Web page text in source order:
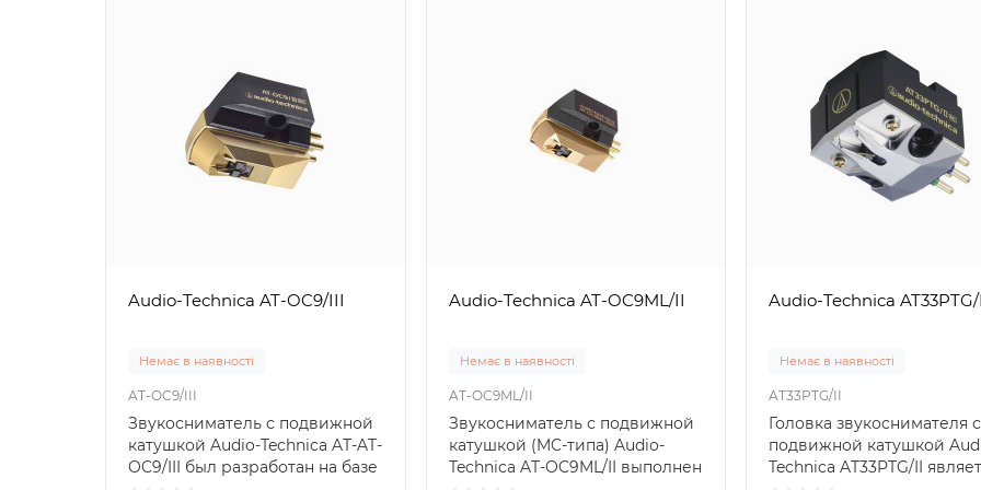
Audio-Technica AT-OC9/III
Немає в наявності
AT-OC9/III
Звукосниматель с подвижной
катушкой Audio-Technica AT-AT-
OC9/III был разработан на базе
Audio-Technica AT-OC9ML/II
Немає в наявності
AT-OC9ML/II
Звукосниматель с подвижной
катушкой (MC-типа) Audio-
Technica AT-OC9ML/II выполнен
Audio-Technica
Немає в наявності
AT33PTG/II
Головка звукоснимателя с
подвижной катушкой
Technica AT33PTG/II